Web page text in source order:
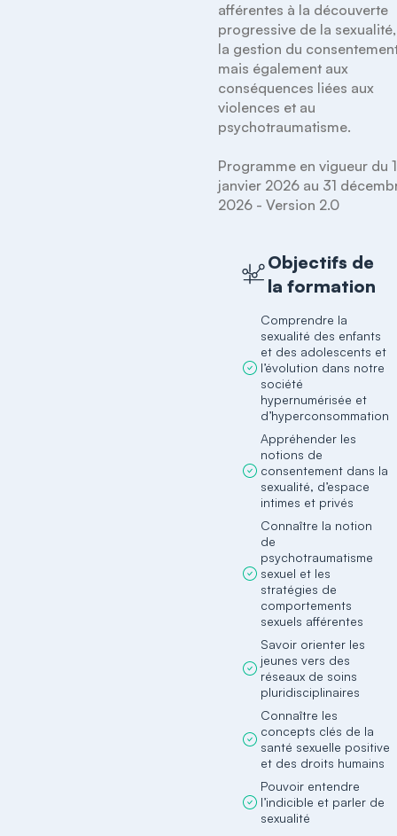
afférentes à la découverte
progressive de la
la gestion du
mais également aux
conséquences liées aux
violences et au
psychotraumatisme.
Programme en vigueur du
janvier 2026 au 31
Objectifs de
la formation
Comprendre la
sexualité des enfants
et des adolescents et
l’évolution dans notre
société
hypernumérisée et
d’hyperconsommation
Appréhender les
notions de
consentement dans la
sexualité, d’espace
intimes et privés
Connaître la notion
de
psychotraumatisme
sexuel et les
stratégies de
comportements
sexuels afférentes
Savoir orienter les
jeunes vers des
réseaux de soins
pluridisciplinaires
Connaître les
concepts clés de la
santé sexuelle positive
et des droits humains
Pouvoir entendre
l’indicible et parler de
sexualité